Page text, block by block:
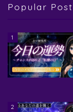
Popular Post
1
2